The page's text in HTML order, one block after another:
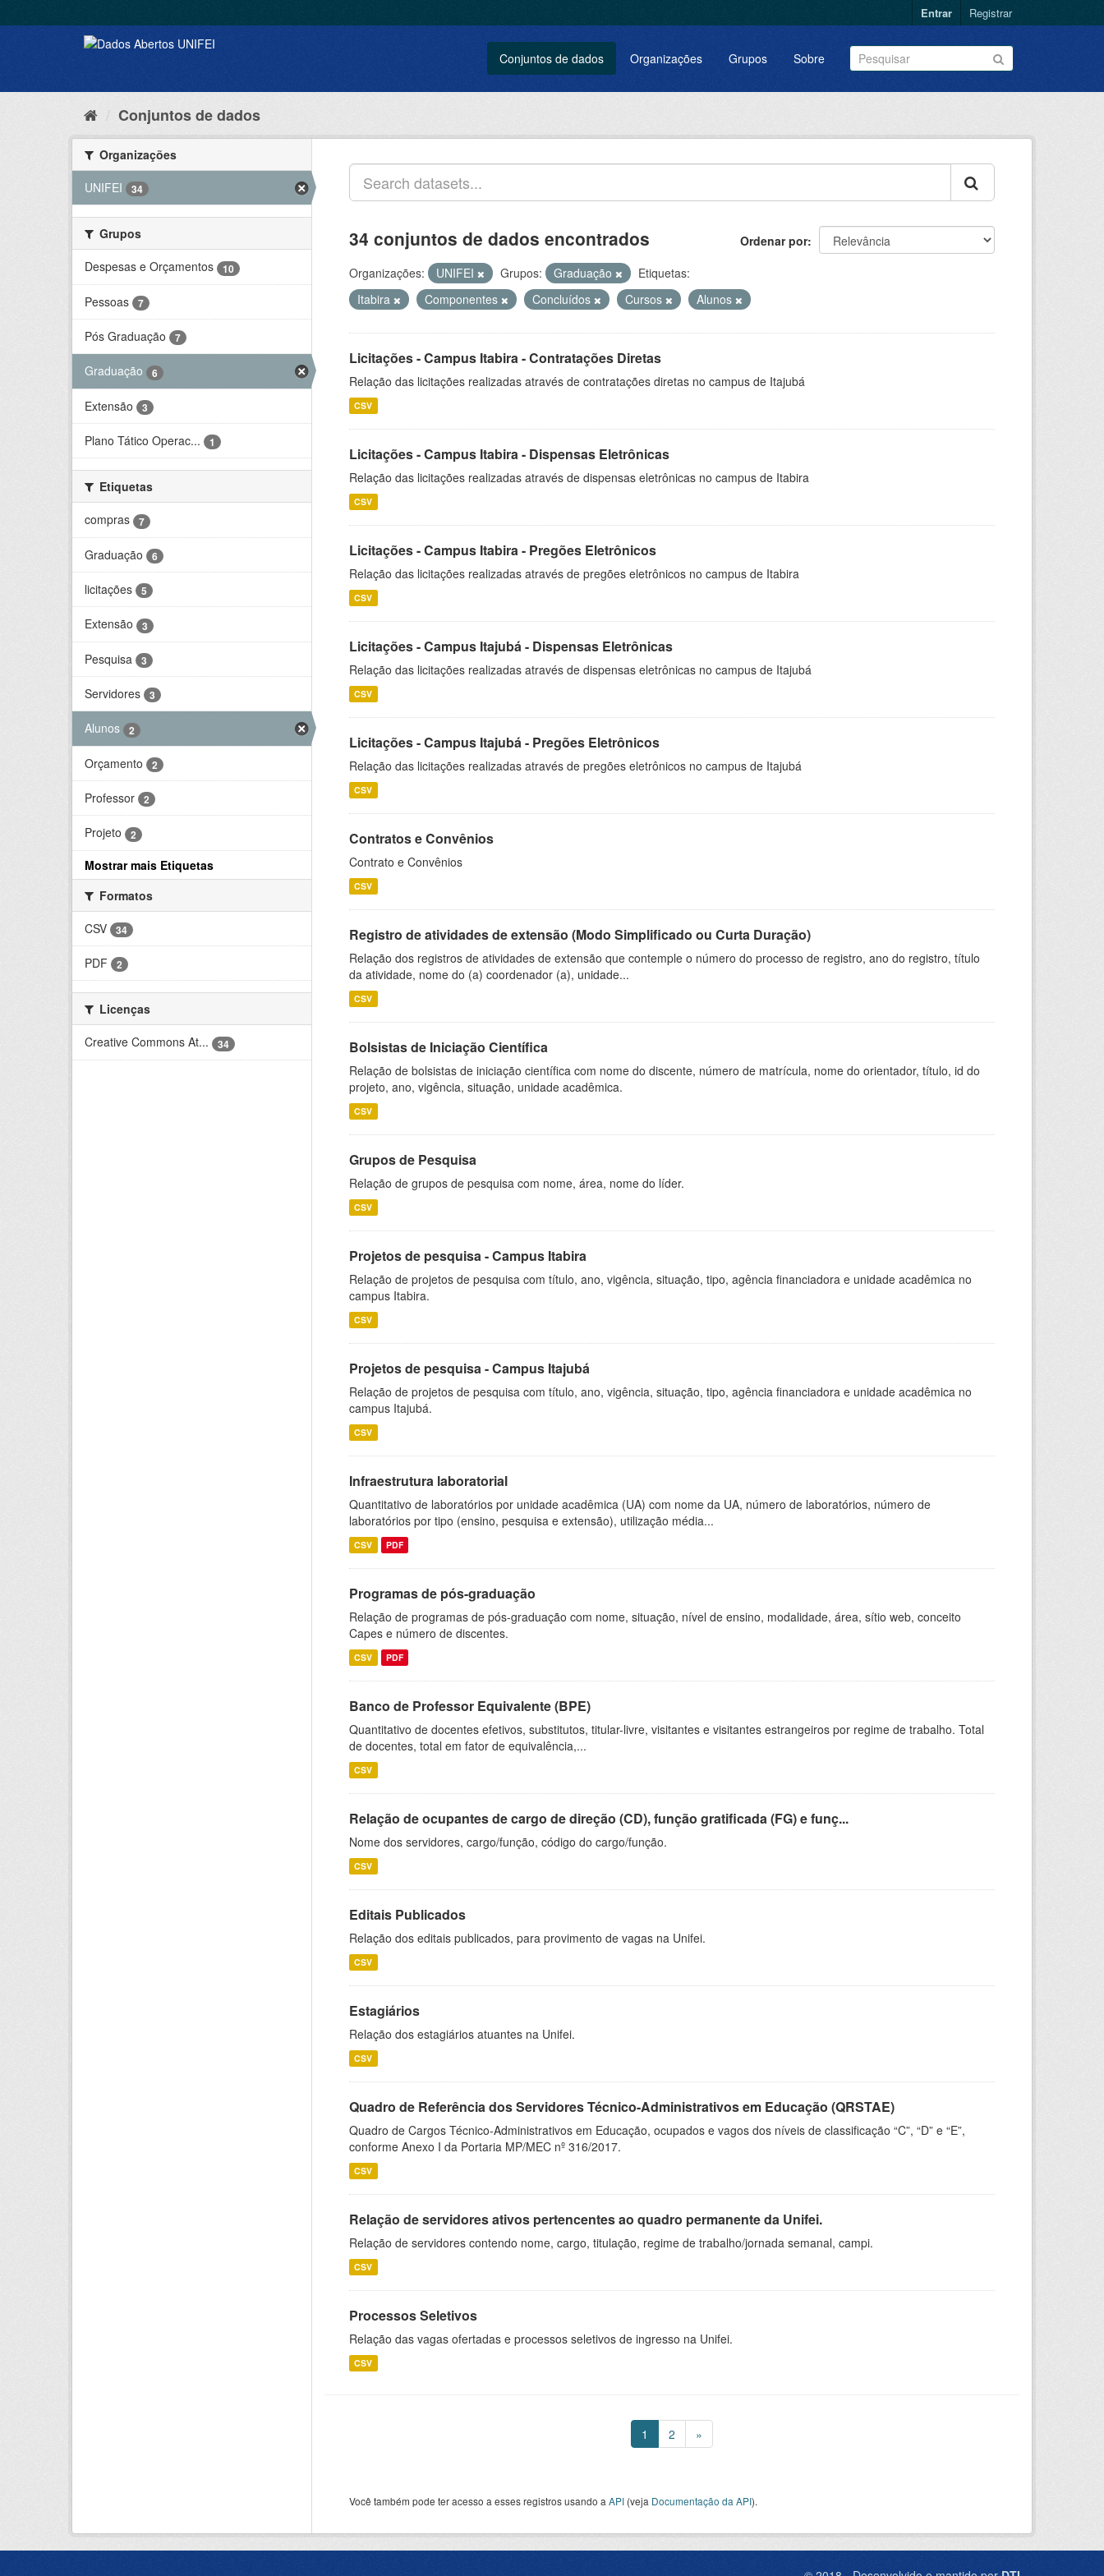
Entrar Registrar
Conjuntos de dados Organizações Grupos Sobre
Conjuntos de dados
Organizações
UNIFEI
34
Grupos
Despesas e Orçamentos
10
Pessoas 7
Pós Graduação 7
Graduação 6
Extensão 3
Plano Tático Operac... 1
Etiquetas
compras
7
Graduação 6
licitações 5
Extensão 3
Pesquisa 3
Servidores 3
Alunos 2
Orçamento 2
Professor 2
Projeto 2
Mostrar mais Etiquetas
Formatos
CSV
34
PDF 2
Licenças
Creative Commons At...
34
Ordenar por
34 conjuntos de dados encontrados
Organizações: UNIFEI Grupos: Graduação
Etiquetas:
Itabira
Componentes Concluídos Cursos Alunos
Licitações - Campus Itabira - Contratações Diretas
Relação das licitações realizadas através de contratações diretas no campus de Itajubá
CSV
Licitações - Campus Itabira - Dispensas Eletrônicas
Relação das licitações realizadas através de dispensas eletrônicas no campus de Itabira
CSV
Licitações - Campus Itabira - Pregões Eletrônicos
Relação das licitações realizadas através de pregões eletrônicos no campus de Itabira
CSV
Licitações - Campus Itajubá - Dispensas Eletrônicas
Relação das licitações realizadas através de dispensas eletrônicas no campus de Itajubá
CSV
Licitações - Campus Itajubá - Pregões Eletrônicos
Relação das licitações realizadas através de pregões eletrônicos no campus de Itajubá
CSV
Contratos e Convênios
Contrato e Convênios
CSV
Registro de atividades de extensão (Modo Simplificado ou Curta Duração)
Relação dos registros de atividades de extensão que contemple o número do processo de registro, ano do registro, título
da atividade, nome do (a) coordenador (a), unidade...
CSV
Bolsistas de Iniciação Científica
Relação de bolsistas de iniciação científica com nome do discente, número de matrícula, nome do orientador, título, id do
projeto, ano, vigência, situação, unidade acadêmica.
CSV
Grupos de Pesquisa
Relação de grupos de pesquisa com nome, área, nome do líder.
CSV
Projetos de pesquisa - Campus Itabira
Relação de projetos de pesquisa com título, ano, vigência, situação, tipo, agência financiadora e unidade acadêmica no
campus Itabira.
CSV
Projetos de pesquisa - Campus Itajubá
Relação de projetos de pesquisa com título, ano, vigência, situação, tipo, agência financiadora e unidade acadêmica no
campus Itajubá.
CSV
Infraestrutura laboratorial
Quantitativo de laboratórios por unidade acadêmica (UA) com nome da UA, número de laboratórios, número de
laboratórios por tipo (ensino, pesquisa e extensão), utilização média...
CSV PDF
Programas de pós-graduação
Relação de programas de pós-graduação com nome, situação, nível de ensino, modalidade, área, sítio web, conceito
Capes e número de discentes.
CSV PDF
Banco de Professor Equivalente (BPE)
Quantitativo de docentes efetivos, substitutos, titular-livre, visitantes e visitantes estrangeiros por regime de trabalho. Total
de docentes, total em fator de equivalência,...
CSV
Relação de ocupantes de cargo de direção (CD), função gratificada (FG) e funç...
Nome dos servidores, cargo/função, código do cargo/função.
CSV
Editais Publicados
Relação dos editais publicados, para provimento de vagas na Unifei.
CSV
Estagiários
Relação dos estagiários atuantes na Unifei.
CSV
Quadro de Referência dos Servidores Técnico-Administrativos em Educação (QRSTAE)
Quadro de Cargos Técnico-Administrativos em Educação, ocupados e vagos dos níveis de classificação “C”, “D” e “E”,
conforme Anexo I da Portaria MP/MEC nº 316/2017.
CSV
Relação de servidores ativos pertencentes ao quadro permanente da Unifei.
Relação de servidores contendo nome, cargo, titulação, regime de trabalho/jornada semanal, campi.
CSV
Processos Seletivos
Relação das vagas ofertadas e processos seletivos de ingresso na Unifei.
CSV
1 2 »
Você também pode ter acesso a esses registros usando a API (veja Documentação da API).